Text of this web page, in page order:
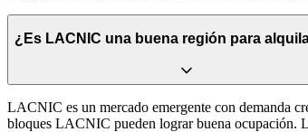
¿Es LACNIC una buena región para
LACNIC es un mercado emergente con demanda
bloques LACNIC pueden lograr buena ocupación.